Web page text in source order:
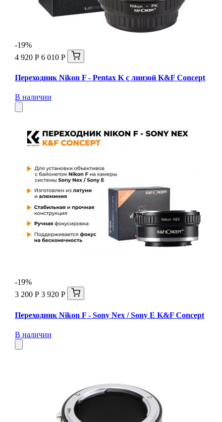
-19%
4 920 Р 6 010 Р
Переходник Nikon F - Pentax K с линзой K&F Concept
В наличии
-19%
3 200 Р 3 920 Р
Переходник Nikon F - Sony Nex / Sony E K&F Concept
В наличии